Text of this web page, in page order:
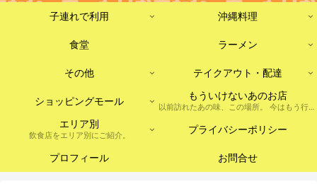
子連れで利用 沖縄料理
食堂 ラーメン
その他 テイクアウト・配達
ショッピングモール もういけないあのお店
以前訪れたあの味、この場所。 今はもう行けないけれど、記憶に残しておきたいお店たちをまとめました。 ※現在は閉店・移転・店舗形態の変更などがあった場合を含みます。
エリア別
飲食店をエリア別にご紹介。 プライバシーポリシー
プロフィール お問合せ